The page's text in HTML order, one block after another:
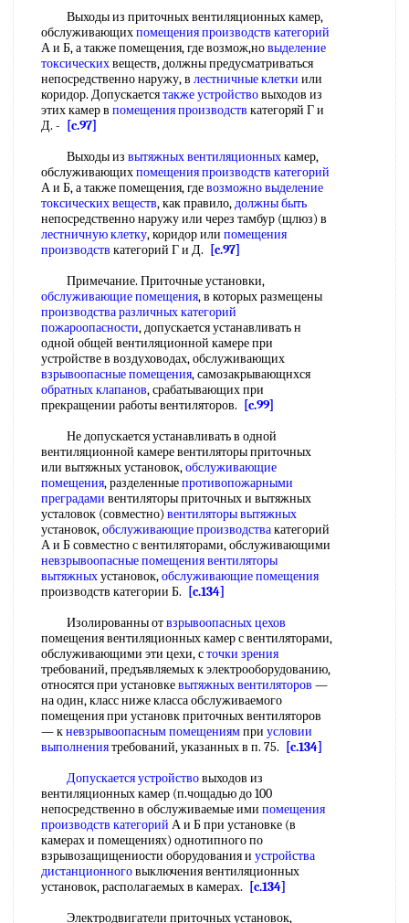
Выходы из приточных вентиляционных камер,
обслуживающихпомещения производств категорий
А и Б, а также помещения, где возмож,новыделение
токсическихвеществ, должны предусматриваться
непосредственно наружу, в лестничные клетки или
коридор. Допускаетсятакже устройствовыходов из
этих камер в помещения производств категоряй Г и
Д. -
[c.97]
Выходы из вытяжных вентиляционныхкамер,
обслуживающихпомещения производств категорий
А и Б, а также помещения, гдевозможно выделение
токсических веществ, как правило,должны быть
непосредственно наружу или через тамбур (щлюз) в
лестничную клетку, коридор или помещения
производств категорий Г и Д.
[c.97]
Примечание. Приточные установки,
обслуживающие помещения, в которых размещены
производства различныхкатегорий
пожароопасности, допускается устанавливать н
одной общей вентиляционной камере при
устройстве в воздуховодах, обслуживающих
взрывоопасные помещения, самозакрывающнхся
обратных клапанов, срабатывающих при
прекращении работы вентиляторов.
[c.99]
Не допускается устанавливать в одной
вентиляционной камере вентиляторы приточных
или вытяжных установок,обслуживающие
помещения, разделенныепротивопожарными
преградами вентиляторы приточных и вытяжных
усталовок (совместно) вентиляторы вытяжных
установок,обслуживающие производствакатегорий
А и Б совместно с вентиляторами, обслуживающими
невзрывоопасные помещениявентиляторы
вытяжныхустановок,обслуживающие помещения
производств категории Б.
[c.134]
Изолированны отвзрывоопасных цехов
помещения вентиляционных камер с вентиляторами,
обслуживающими эти цехи, сточки зрения
требований, предъявляемых к электрооборудованию,
относятся при установкевытяжных вентиляторов —
на один, класс ниже класса обслуживаемого
помещения при установк приточных вентиляторов
— кневзрывоопасным помещениямпри условии
выполнениятребований, указанных в п. 75.
[c.134]
Допускается устройствовыходов из
вентиляционных камер (п.чощадью до 100
непосредственно в обслуживаемые ими помещения
производств категорий А и Б при установке (в
камерах и помещениях) однотипного по
взрывозащищениости оборудования и устройства
дистанционноговыключения вентиляционных
установок, располагаемых в камерах.
[c.134]
Электродвигатели приточных установок,